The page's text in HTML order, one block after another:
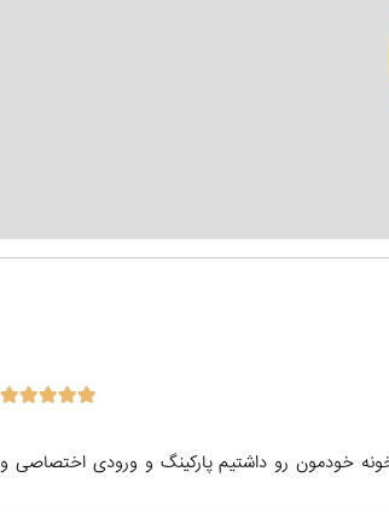
خودمون رو داشتیم پارکینگ و ورودی اختصاصی و